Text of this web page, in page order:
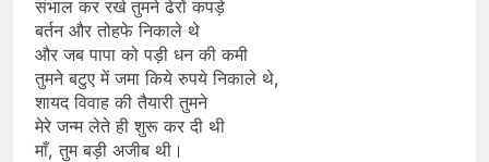
संभाल कर रखे तुमने ढेरों कपड़े
बर्तन और तोहफे निकाले थे
और जब पापा को पड़ी धन की कमी
तुमने बटुए में जमा किये रुपये निकाले थे,
शायद विवाह की तैयारी तुमने
मेरे जन्म लेते ही शुरू कर दी थी
माँ, तुम बड़ी अजीब थी।